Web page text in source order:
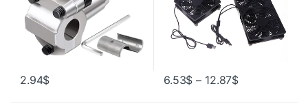
2.94$ 6.53$ – 12.87$